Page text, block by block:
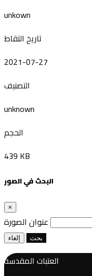
unkown
تاريخ التقاط
2021-07-27
التصنيف
unknown
الحجم
439 KB
البحث في الصور
×
إلغاء بحث
العتبات المقدسة